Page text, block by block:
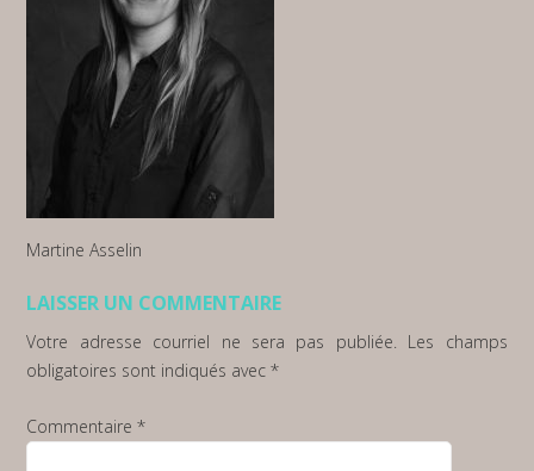
Martine Asselin
LAISSER UN COMMENTAIRE
Votre adresse courriel ne sera pas publiée. Les champs
obligatoires sont indiqués avec*
Commentaire*